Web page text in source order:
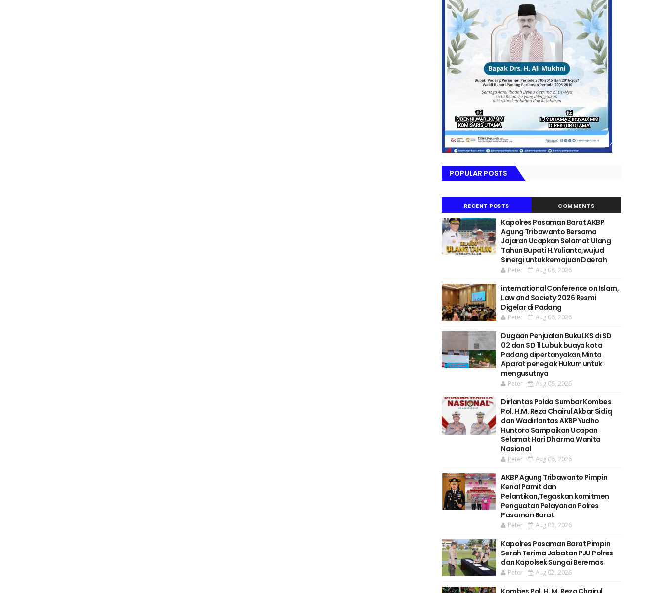
POPULAR POSTS
RECENT POSTS COMMENTS
Kapolres Pasaman Barat AKBP
Agung Tribawanto Bersama
Jajaran Ucapkan Selamat Ulang
Tahun Bupati H.Yulianto,wujud
Sinergi untuk kemajuan Daerah
Peter Aug 08, 2026
international Conference on Islam,
Law and Society 2026 Resmi
Digelar di Padang
Peter Aug 06, 2026
Dugaan Penjualan Buku LKS di SD
02 dan SD 11 Lubuk buaya kota
Padang dipertanyakan,Minta
Aparat penegak Hukum untuk
mengusutnya
Peter Aug 06, 2026
Dirlantas Polda Sumbar Kombes
Pol. H.M. Reza Chairul Akbar Sidiq
dan Wadirlantas AKBP Yudho
Huntoro Sampaikan Ucapan
Selamat Hari Dharma Wanita
Nasional
Peter Aug 06, 2026
AKBP Agung Tribawanto Pimpin
Kenal Pamit dan
Pelantikan,Tegaskan komitmen
Penguatan Pelayanan Polres
Pasaman Barat
Peter Aug 02, 2026
Kapolres Pasaman Barat Pimpin
Serah Terima Jabatan PJU Polres
dan Kapolsek Sungai Beremas
Peter Aug 02, 2026
Kombes Pol. H. M. Reza Chairul